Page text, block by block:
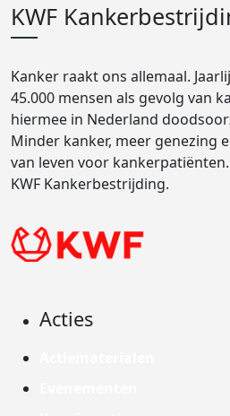
KWF
Kanker raakt ons allemaal.
45.000 mensen als gevolg van
hiermee in Nederland
Minder kanker, meer genezing
van leven voor
KWF Kankerbestrijding.
Acties